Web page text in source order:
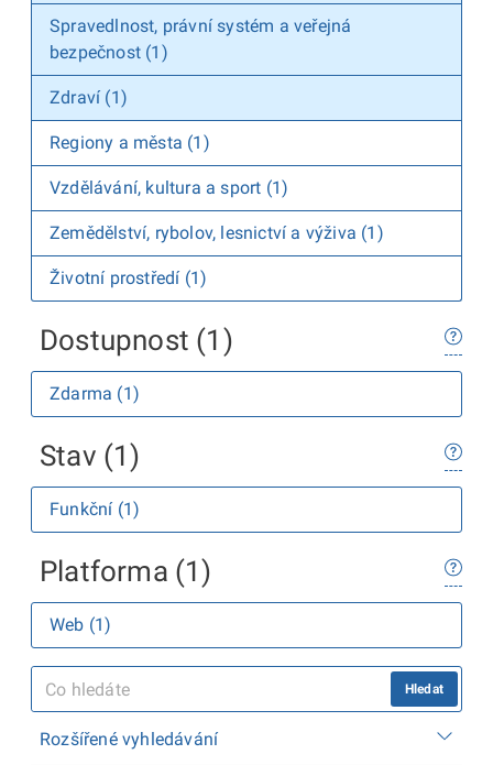
Spravedlnost, právní systém a veřejná
bezpečnost (1)
Zdraví (1)
Regiony a města (1)
Vzdělávání, kultura a sport (1)
Zemědělství, rybolov, lesnictví a výživa (1)
Životní prostředí (1)
Dostupnost (1)
Zdarma (1)
Stav (1)
Funkční (1)
Platforma (1)
Web (1)
Hledat
Rozšířené vyhledávání